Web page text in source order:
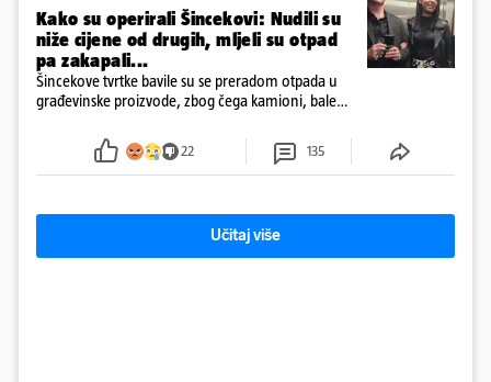
Kako su operirali Šincekovi: Nudili su
niže cijene od drugih, mljeli su otpad
pa zakapali...
Šincekove tvrtke bavile su se preradom otpada u
građevinske proizvode, zbog čega kamioni, bale
22 135
Učitaj više